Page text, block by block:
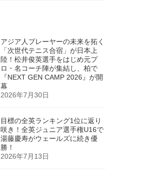
アジア人プレーヤーの未来を拓く
「次世代テニス合宿」が日本上
陸！松井俊英選手をはじめ元プ
ロ・名コーチ陣が集結し、柏で
『NEXT GEN CAMP 2026』が開
幕
2026年7月30日
目標の全英ランキング1位に返り
咲き！全英ジュニア選手権U16で
湯藤慶寿がウェールズに続き優
勝！
2026年7月13日